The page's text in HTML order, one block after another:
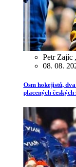
Petr Zajíc ,
08. 08.
Osm hokejistů,
placených